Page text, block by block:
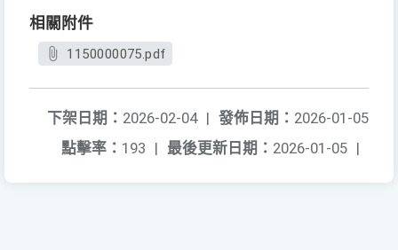
相關附件
1150000075.pdf
發佈日期： 2026-01-05
下架日期： 2026-02-04 |
最後更新日期： 2026-01-05 |
點擊率： 193 |